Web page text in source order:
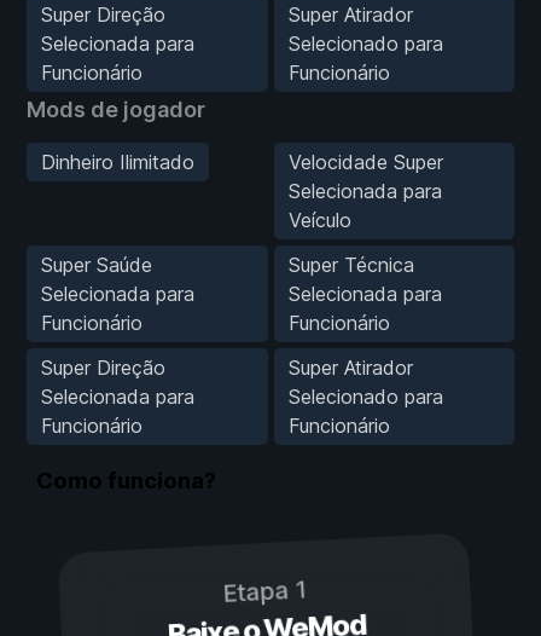
Super Direção
Selecionada para
Funcionário
Super Atirador
Selecionado para
Funcionário
Mods de jogador
Dinheiro Ilimitado
Velocidade Super
Selecionada para
Veículo
Super Saúde
Selecionada para
Funcionário
Super Técnica
Selecionada para
Funcionário
Super Direção
Selecionada para
Funcionário
Super Atirador
Selecionado para
Funcionário
Como funciona?
Etapa 1